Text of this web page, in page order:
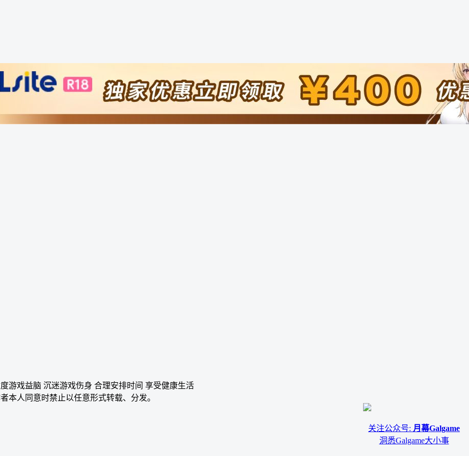
游戏益脑 沉迷游戏伤身 合理安排时间 享受健康生活
本人同意时禁止以任意形式转载、分发。
关注公众号: 月幕Galgame
洞悉Galgame大小事